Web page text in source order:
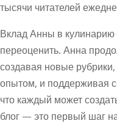
тысячи читателей
Вклад Анны в
переоценить. Анна
создавая новые
опытом, и поддерживая
что каждый может
блог — это первый шаг